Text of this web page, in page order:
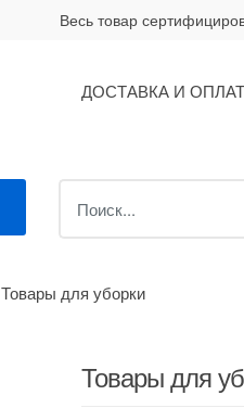
Весь товар
ДОСТАВКА И
Search
for:
Товары для уборки
Товары для